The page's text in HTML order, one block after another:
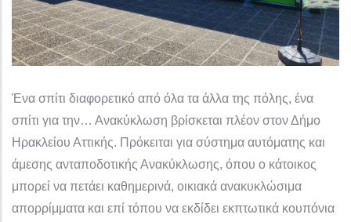
Ένα σπίτι διαφορετικό από όλα τα άλλα της πόλης, ένα
σπίτι για την… Ανακύκλωση βρίσκεται πλέον στον Δήμο
Ηρακλείου Αττικής. Πρόκειται για σύστημα αυτόματης και
άμεσης ανταποδοτικής Ανακύκλωσης, όπου ο κάτοικος
μπορεί να πετάει καθημερινά, οικιακά ανακυκλώσιμα
απορρίμματα και επί τόπου να εκδίδει εκπτωτικά κουπόνια